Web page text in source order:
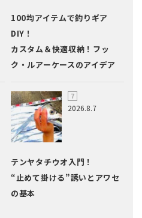
100均アイテムで釣りギア
DIY！
カスタム＆快適収納！フッ
ク・ルアーケースのアイデア
2026.8.7
テンヤタチウオ入門！
“止めて掛ける”誘いとアワセ
の基本